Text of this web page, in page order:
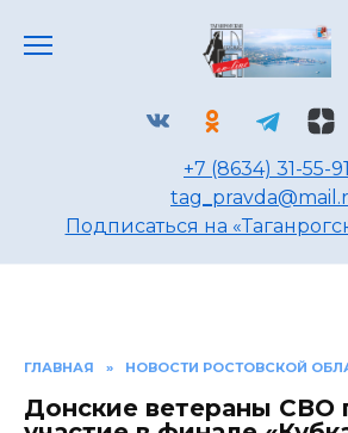
+7 (8634) 31-55-91
Подписаться на
ГЛАВНАЯ » НОВОСТИ РОСТОВСКОЙ
Донские ветераны СВО